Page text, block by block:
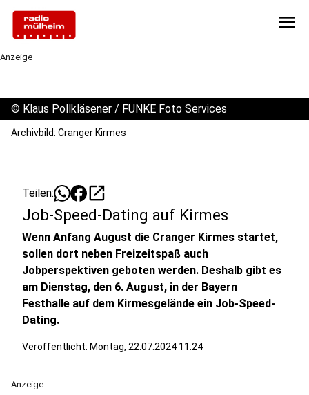
menu
Anzeige
© Klaus Pollkläsener / FUNKE Foto Services
Archivbild: Cranger Kirmes
Teilen: open_in_new
Job-Speed-Dating auf Kirmes
Wenn Anfang August die Cranger Kirmes startet,
sollen dort neben Freizeitspaß auch
Jobperspektiven geboten werden. Deshalb gibt es
am Dienstag, den 6. August, in der Bayern
Festhalle auf dem Kirmesgelände ein Job-Speed-
Dating.
Veröffentlicht: Montag, 22.07.2024 11:24
Anzeige